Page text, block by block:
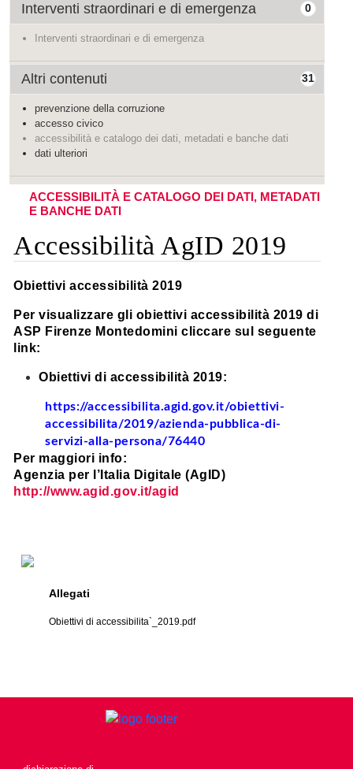
0
Interventi straordinari e di emergenza
Interventi straordinari e di emergenza
31
Altri contenuti
prevenzione della corruzione
accesso civico
accessibilità e catalogo dei dati, metadati e banche dati
dati ulteriori
ACCESSIBILITÀ E CATALOGO DEI DATI, METADATI
E BANCHE DATI
Accessibilità AgID 2019
Obiettivi accessibilità 2019
Per visualizzare gli obiettivi accessibilità 2019 di
ASP Firenze Montedomini cliccare sul seguente
link:
Obiettivi di accessibilità 2019:
https://accessibilita.agid.gov.it/obiettivi-
accessibilita/2019/azienda-pubblica-di-
servizi-alla-persona/76440
Per maggiori info:
Agenzia per l’Italia Digitale (AgID)
http://www.agid.gov.it/agid
Allegati
Obiettivi di accessibilita`_2019.pdf